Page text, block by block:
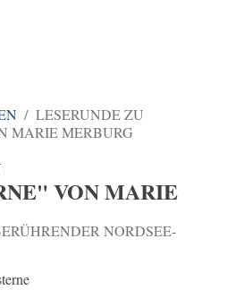
LESERUNDE ZU
MARIE MERBURG
VON MARIE
NORDSEE-